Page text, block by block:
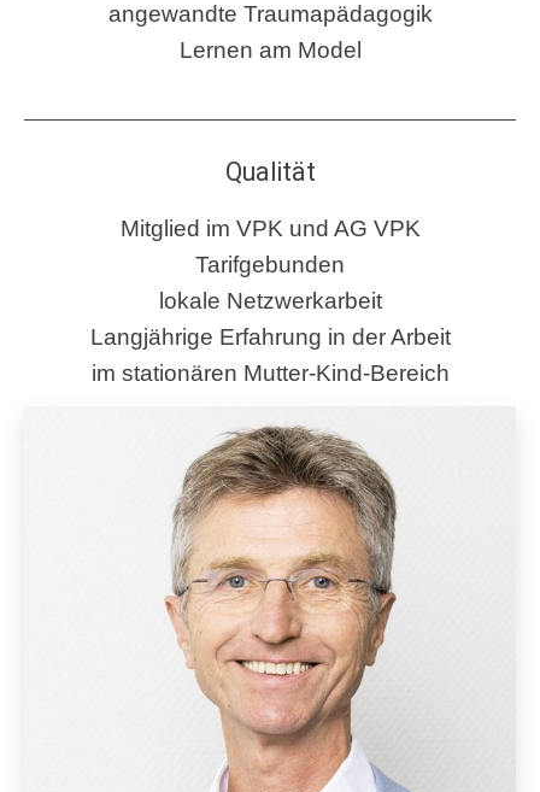
angewandte Traumapädagogik
Lernen am Model
Qualität
Mitglied im VPK und AG VPK
Tarifgebunden
lokale Netzwerkarbeit
Langjährige Erfahrung in der Arbeit
im stationären Mutter-Kind-Bereich